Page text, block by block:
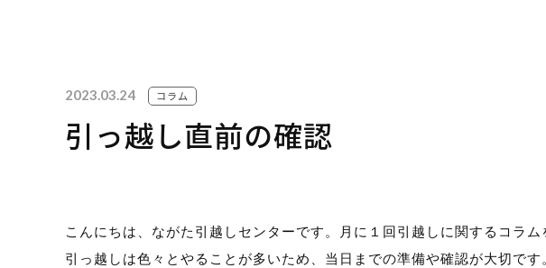
2023.03.24 コラム
引っ越し直前の確認
こんにちは、ながた引越しセンターです。月に１回引越しに関するコラム
引っ越しは色々とやることが多いため、当日までの準備や確認が大切です